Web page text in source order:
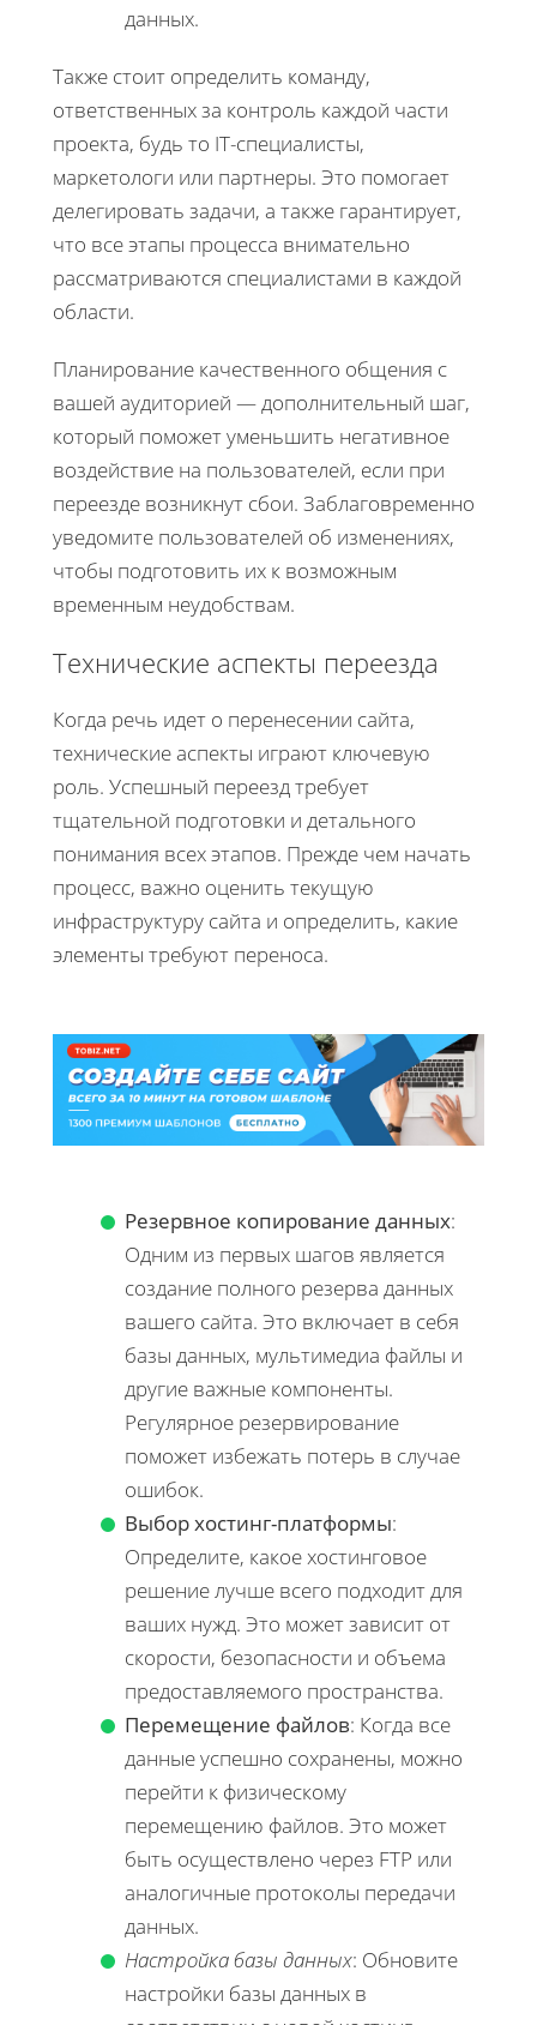
данных.
Также стоит определить команду,
ответственных за контроль каждой части
проекта, будь то IT-специалисты,
маркетологи или партнеры. Это помогает
делегировать задачи, а также гарантирует,
что все этапы процесса внимательно
рассматриваются специалистами в каждой
области.
Планирование качественного общения с
вашей аудиторией — дополнительный шаг,
который поможет уменьшить негативное
воздействие на пользователей, если при
переезде возникнут сбои. Заблаговременно
уведомите пользователей об изменениях,
чтобы подготовить их к возможным
временным неудобствам.
Технические аспекты переезда
Когда речь идет о перенесении сайта,
технические аспекты играют ключевую
роль. Успешный переезд требует
тщательной подготовки и детального
понимания всех этапов. Прежде чем начать
процесс, важно оценить текущую
инфраструктуру сайта и определить, какие
элементы требуют переноса.
Резервное копирование данных:
Одним из первых шагов является
создание полного резерва данных
вашего сайта. Это включает в себя
базы данных, мультимедиа файлы и
другие важные компоненты.
Регулярное резервирование
поможет избежать потерь в случае
ошибок.
Выбор хостинг-платформы:
Определите, какое хостинговое
решение лучше всего подходит для
ваших нужд. Это может зависит от
скорости, безопасности и объема
предоставляемого пространства.
Перемещение файлов: Когда все
данные успешно сохранены, можно
перейти к физическому
перемещению файлов. Это может
быть осуществлено через FTP или
аналогичные протоколы передачи
данных.
Настройка базы данных: Обновите
настройки базы данных в